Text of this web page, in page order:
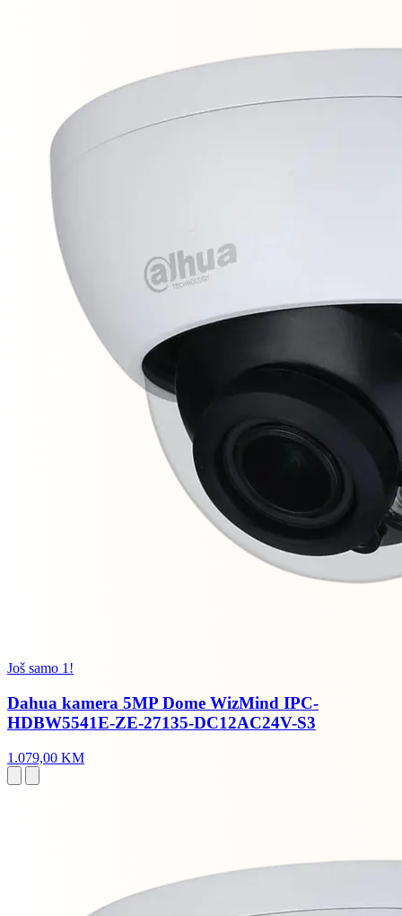
Još samo 1!
Dahua kamera 5MP Dome WizMind IPC-
HDBW5541E-ZE-27135-DC12AC24V-S3
1.079,00 KM